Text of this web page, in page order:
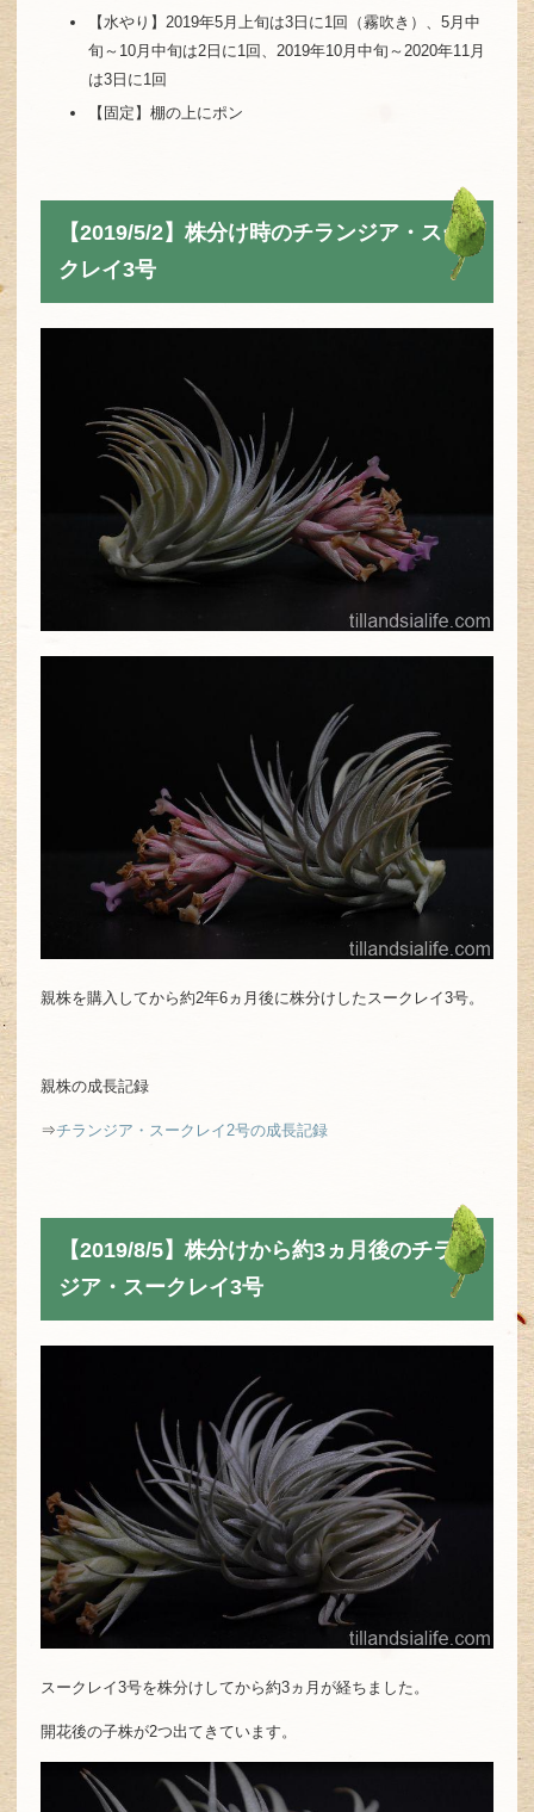
【水やり】2019年5月上旬は3日に1回（霧吹き）、5月中
旬～10月中旬は2日に1回、2019年10月中旬～2020年11月
は3日に1回
【固定】棚の上にポン
【2019/5/2】株分け時のチランジア・スー
クレイ3号
親株を購入してから約2年6ヵ月後に株分けしたスークレイ3号。
親株の成長記録
⇒チランジア・スークレイ2号の成長記録
【2019/8/5】株分けから約3ヵ月後のチラン
ジア・スークレイ3号
スークレイ3号を株分けしてから約3ヵ月が経ちました。
開花後の子株が2つ出てきています。